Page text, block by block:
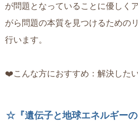
が問題となっていることに優しく
がら問題の本質を見つけるための
行います。
❤️こんな方におすすめ：解決した
☆『遺伝子と地球エネルギーの